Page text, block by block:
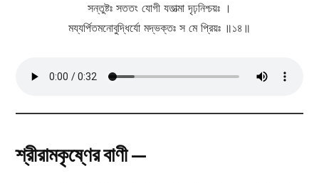
সন্তুষ্টঃ সততং যোগী যতাত্মা দৃঢ়নিশ্চয়ঃ ।
ময্যর্পিতমনোবুদ্ধির্যো মদ্ভক্তঃ স মে প্রিয়ঃ ॥১৪॥
শ্রীরামকৃষ্ণের বাণী —